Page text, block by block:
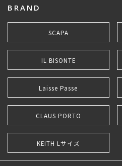
BRAND
SCAPA
IL BISONTE
Laisse Passe
CLAUS PORTO
KEITH Lサイズ